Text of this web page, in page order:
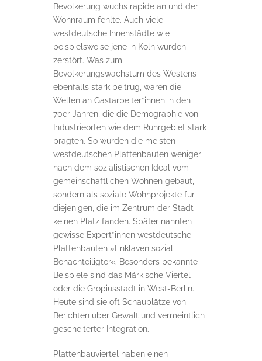
Bevölkerung wuchs rapide an und der
Wohnraum fehlte. Auch viele
westdeutsche Innenstädte wie
beispielsweise jene in Köln wurden
zerstört. Was zum
Bevölkerungswachstum des Westens
ebenfalls stark beitrug, waren die
Wellen an Gastarbeiter*innen in den
70er Jahren, die die Demographie von
Industrieorten wie dem Ruhrgebiet stark
prägten. So wurden die meisten
westdeutschen Plattenbauten weniger
nach dem sozialistischen Ideal vom
gemeinschaftlichen Wohnen gebaut,
sondern als soziale Wohnprojekte für
diejenigen, die im Zentrum der Stadt
keinen Platz fanden. Später nannten
gewisse Expert*innen westdeutsche
Plattenbauten »Enklaven sozial
Benachteiligter«. Besonders bekannte
Beispiele sind das Märkische Viertel
oder die Gropiusstadt in West-Berlin.
Heute sind sie oft Schauplätze von
Berichten über Gewalt und vermeintlich
gescheiterter Integration.
Plattenbauviertel haben einen